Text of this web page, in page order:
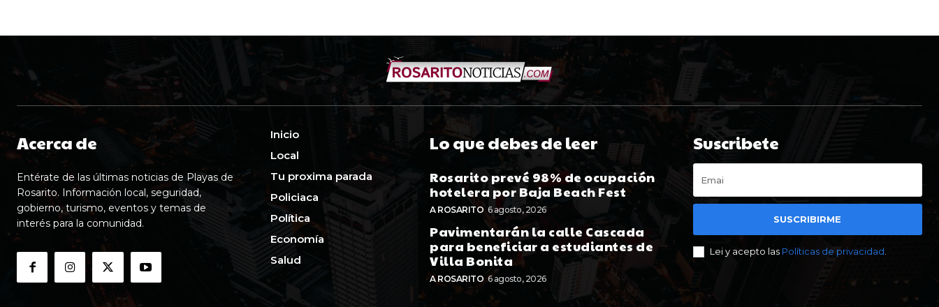
Acerca de
Entérate de las últimas noticias de Playas de
Rosarito. Información local, seguridad,
gobierno, turismo, eventos y temas de
interés para la comunidad.
Inicio
Local
Tu proxima parada
Policiaca
Política
Economía
Salud
Lo que debes de leer
Rosarito prevé 98% de ocupación
hotelera por Baja Beach Fest
A ROSARITO 6 agosto, 2026
Pavimentarán la calle Cascada
para beneficiar a estudiantes de
Villa Bonita
A ROSARITO 6 agosto, 2026
Suscribete
SUSCRIBIRME
Lei y acepto las Políticas de privacidad